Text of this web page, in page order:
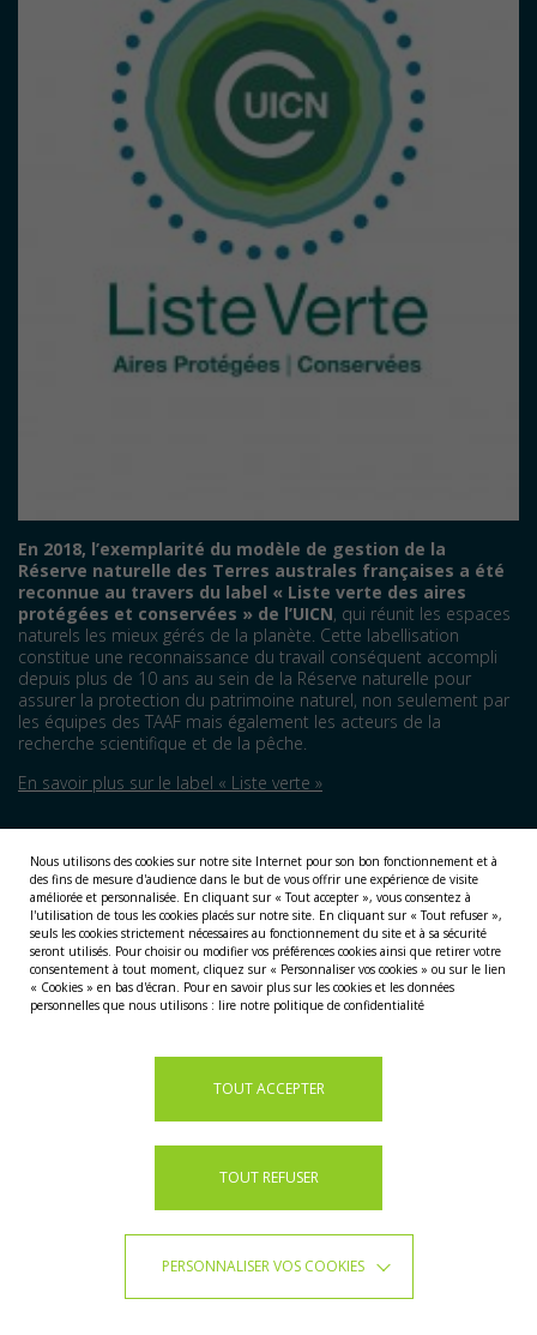
En 2018, l’exemplarité du modèle de gestion de la
Réserve naturelle des Terres australes françaises a été
reconnue au travers du label « Liste verte des aires
protégées et conservées » de l’UICN, qui réunit les espaces
naturels les mieux gérés de la planète. Cette labellisation
constitue une reconnaissance du travail conséquent accompli
depuis plus de 10 ans au sein de la Réserve naturelle pour
assurer la protection du patrimoine naturel, non seulement par
les équipes des TAAF mais également les acteurs de la
recherche scientifique et de la pêche.
En savoir plus sur le label « Liste verte »
PATRIMOINE MONDIAL DE L’UNESCO
Nous utilisons des cookies sur notre site Internet pour son bon fonctionnement et à
des fins de mesure d'audience dans le but de vous offrir une expérience de visite
améliorée et personnalisée. En cliquant sur « Tout accepter », vous consentez à
l'utilisation de tous les cookies placés sur notre site. En cliquant sur « Tout refuser »,
seuls les cookies strictement nécessaires au fonctionnement du site et à sa sécurité
seront utilisés. Pour choisir ou modifier vos préférences cookies ainsi que retirer votre
consentement à tout moment, cliquez sur « Personnaliser vos cookies » ou sur le lien
« Cookies » en bas d'écran. Pour en savoir plus sur les cookies et les données
personnelles que nous utilisons : lire notre politique de confidentialité
TOUT ACCEPTER
TOUT REFUSER
PERSONNALISER VOS COOKIES